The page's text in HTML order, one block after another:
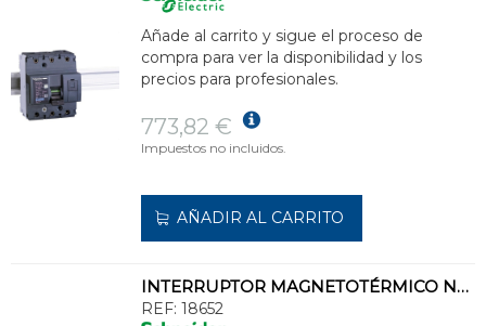
Añade al carrito y sigue el proceso de
compra para ver la disponibilidad y los
precios para profesionales.
773,82 €
Impuestos no incluidos.
AÑADIR AL CARRITO
INTERRUPTOR MAGNETOTÉRMICO NG125N 4P 25A CURVA-C
REF: 18652